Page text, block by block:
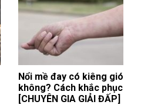
Nổi mề đay có kiêng gió
không? Cách khắc phục
[CHUYÊN GIA GIẢI ĐẤP]